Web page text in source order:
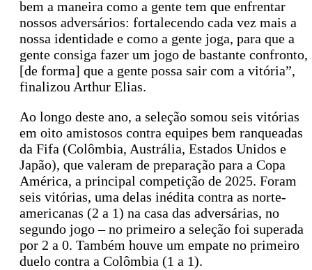
bem a maneira como a gente tem que enfrentar
nossos adversários: fortalecendo cada vez mais a
nossa identidade e como a gente joga, para que a
gente consiga fazer um jogo de bastante confronto,
[de forma] que a gente possa sair com a vitória”,
finalizou Arthur Elias.
Ao longo deste ano, a seleção somou seis vitórias
em oito amistosos contra equipes bem ranqueadas
da Fifa (Colômbia, Austrália, Estados Unidos e
Japão), que valeram de preparação para a Copa
América, a principal competição de 2025. Foram
seis vitórias, uma delas inédita contra as norte-
americanas (2 a 1) na casa das adversárias, no
segundo jogo – no primeiro a seleção foi superada
por 2 a 0. Também houve um empate no primeiro
duelo contra a Colômbia (1 a 1).